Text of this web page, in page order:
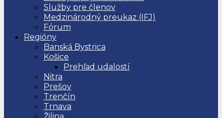
Služby pre členov
Medzinárodný preukaz (IFJ)
Fórum
Regióny
Banská Bystrica
Košice
Prehľad udalostí
Nitra
Prešov
Trenčín
Trnava